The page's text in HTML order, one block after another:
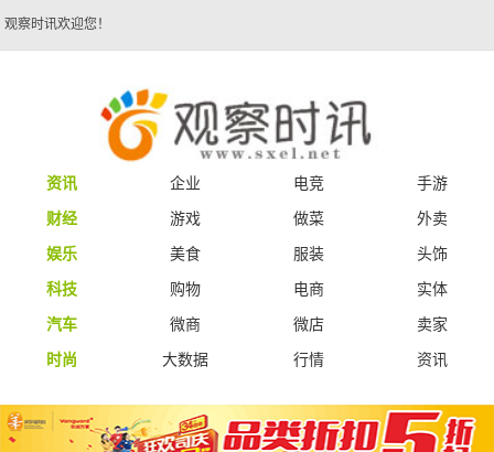
观察时讯欢迎您！
资讯 企业 电竞
手游
财经
游戏 做菜
外卖
娱乐
美食 服装
头饰
科技
购物 电商
实体
汽车
微商 微店
卖家
时尚
大数据 行情 资讯